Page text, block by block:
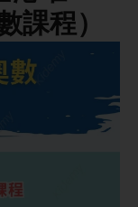
課程）